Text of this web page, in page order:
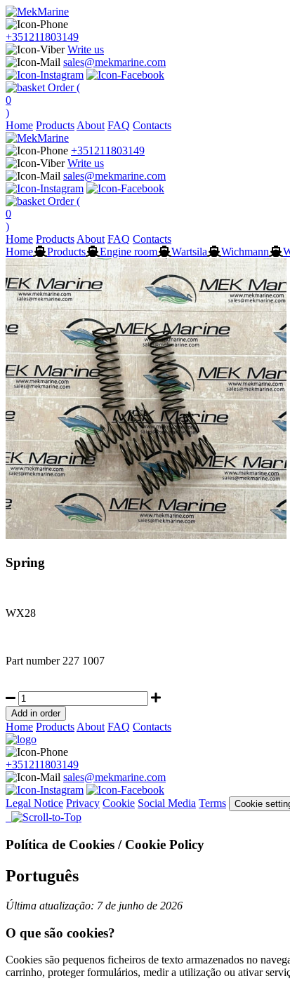
+351211803149
Write us
sales@mekmarine.com
Order (
0
)
Home Products About FAQ Contacts
+351211803149
Write us
sales@mekmarine.com
Order (
0
)
Home Products About FAQ Contacts
Home
Products Engine room Wartsila Wichmann
Spring
WX28
Part number227 1007
Home ProductsAbout FAQ Contacts
+351211803149
sales@mekmarine.com
Legal Notice Privacy Cookie Social Media Terms Cookie
Política de Cookies / Cookie Policy
Português
Última atualização: 7 de junho de 2026
O que são cookies?
Cookies são pequenos ficheiros de texto armazenados no
carrinho, proteger formulários, medir a utilização ou ativar